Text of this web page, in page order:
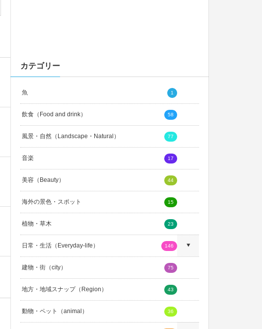
カテゴリー
魚 1
飲食（Food and drink） 58
風景・自然（Landscape・Natural） 77
音楽 17
美容（Beauty） 44
海外の景色・スポット 15
植物・草木 23
日常・生活（Everyday-life） 146
建物・街（city） 75
地方・地域スナップ（Region） 43
動物・ペット（animal） 36